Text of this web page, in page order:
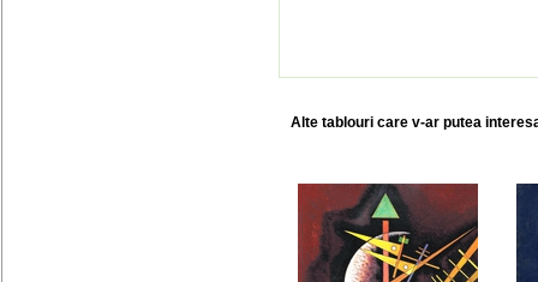
Alte tablouri care v-ar putea